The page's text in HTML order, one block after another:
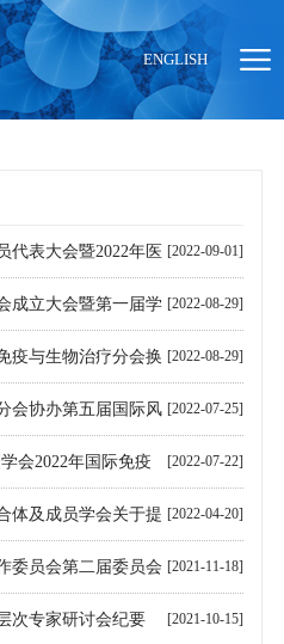
ENGLISH
当前位置： 首页 > 组织机构
[2022-09-01]
代表大会暨2022年医
顺利召开 [2022-08-29]
成立大会暨第一届学
[2022-08-29]
疫与生物治疗分会换
[2022-07-25]
会协办第五届国际风
论坛 [2022-07-22]
会2022年国际免疫
[2022-04-20]
体及成员学会关于提
强针比例的倡议书 [2021-11-18]
委员会第二届委员会
[2021-10-15]
次专家研讨会纪要